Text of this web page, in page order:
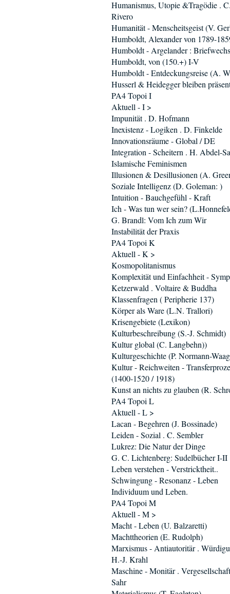
Humanismus, Utopie &Tragödie .
Rivero
Humanität - Menscheitsgeist (V.
Humboldt, Alexander von 1789-
Humboldt - Argelander :
Humboldt, von (150.+) I-V
Humboldt - Entdeckungsreise (A.
Husserl & Heidegger bleiben
PA4 Topoi I
Aktuell - I >
Impunität . D. Hofmann
Inexistenz - Logiken . D. Finkelde
Innovationsräume - Global / DE
Integration - Scheitern . H. Abdel-
Islamische Feminismen
Illusionen & Desillusionen (A.
Soziale Intelligenz (D. Goleman: )
Intuition - Bauchgefühl - Kraft
Ich - Was tun wer sein?
G. Brandl: Vom Ich zum Wir
Instabilität der Praxis
PA4 Topoi K
Aktuell - K >
Kosmopolitanismus
Komplexität und Einfachheit -
Ketzerwald . Voltaire & Buddha
Klassenfragen ( Peripherie 137)
Körper als Ware (L.N. Trallori)
Krisengebiete (Lexikon)
Kulturbeschreibung (S.-J. Schmidt)
Kultur global (C. Langbehn))
Kulturgeschichte (P. Normann-
Kultur - Reichweiten -
(1400-1520 / 1918)
Kunst an nichts zu glauben (R.
PA4 Topoi L
Aktuell - L >
Lacan - Begehren (J. Bossinade)
Leiden - Sozial . C. Sembler
Lukrez: Die Natur der Dinge
G. C. Lichtenberg: Sudelbücher I-II
Leben verstehen - Verstricktheit..
Schwingung - Resonanz - Leben
Individuum und Leben.
PA4 Topoi M
Aktuell - M >
Macht - Leben (U. Balzaretti)
Machttheorien (E. Rudolph)
Marxismus - Antiautoritär .
H.-J. Krahl
Maschine - Monitär .
Sahr